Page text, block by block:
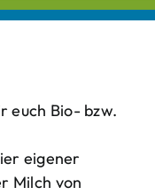
euch Bio- bzw.
eigener
Milch von